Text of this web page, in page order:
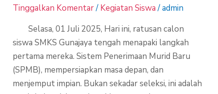
Tinggalkan Komentar/ Kegiatan Siswa/admin
Selasa, 01 Juli 2025, Hari ini, ratusan calon
siswa SMKS Gunajaya tengah menapaki langkah
pertama mereka. Sistem Penerimaan Murid Baru
(SPMB), mempersiapkan masa depan, dan
menjemput impian. Bukan sekadar seleksi, ini adalah